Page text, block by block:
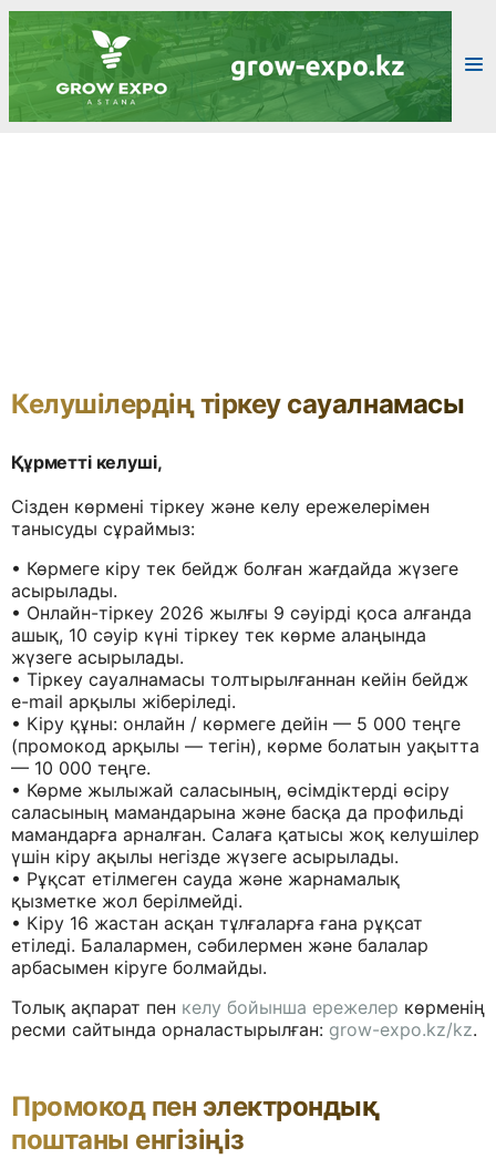
Келушілердің тіркеу сауалнамасы
Құрметті келуші,
Сізден көрмені тіркеу және келу ережелерімен
танысуды сұраймыз:
• Көрмеге кіру тек бейдж болған жағдайда жүзеге
асырылады.
• Онлайн-тіркеу 2026 жылғы 9 сәуірді қоса алғанда
ашық, 10 сәуір күні тіркеу тек көрме алаңында
жүзеге асырылады.
• Тіркеу сауалнамасы толтырылғаннан кейін бейдж
e-mail арқылы жіберіледі.
• Кіру құны: онлайн / көрмеге дейін — 5 000 теңге
(промокод арқылы — тегін), көрме болатын уақытта
— 10 000 теңге.
• Көрме жылыжай саласының, өсімдіктерді өсіру
саласының мамандарына және басқа да профильді
мамандарға арналған. Салаға қатысы жоқ келушілер
үшін кіру ақылы негізде жүзеге асырылады.
• Рұқсат етілмеген сауда және жарнамалық
қызметке жол берілмейді.
• Кіру 16 жастан асқан тұлғаларға ғана рұқсат
етіледі. Балалармен, сәбилермен және балалар
арбасымен кіруге болмайды.
Толық ақпарат пен келу бойынша ережелер көрменің
ресми сайтында орналастырылған: grow-expo.kz/kz.
Промокод пен электрондық
поштаны енгізіңіз